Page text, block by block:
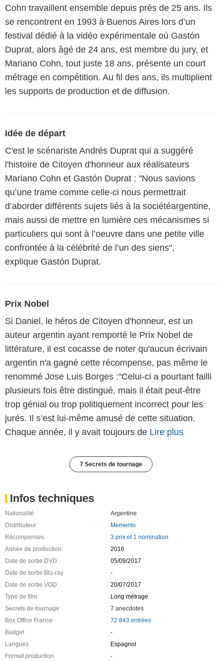
Cohn travaillent ensemble depuis près de 25 ans. Ils
se rencontrent en 1993 à Buenos Aires lors d’un
festival dédié à la vidéo expérimentale où Gastón
Duprat, alors âgé de 24 ans, est membre du jury, et
Mariano Cohn, tout juste 18 ans, présente un court
métrage en compétition. Au fil des ans, ils multiplient
les supports de production et de diffusion.
Idée de départ
C'est le scénariste Andrés Duprat qui a suggéré
l'histoire de Citoyen d'honneur aux réalisateurs
Mariano Cohn et Gastón Duprat : "Nous savions
qu’une trame comme celle-ci nous permettrait
d’aborder différents sujets liés à la sociétéargentine,
mais aussi de mettre en lumière ces mécanismes si
particuliers qui sont à l’oeuvre dans une petite ville
confrontée à la célébrité de l’un des siens",
explique Gastón Duprat.
Prix Nobel
Si Daniel, le héros de Citoyen d'honneur, est un
auteur argentin ayant remporté le Prix Nobel de
littérature, il est cocasse de noter qu'aucun écrivain
argentin n'a gagné cette récompense, pas même le
renommé Jose Luis Borges :"Celui-ci a pourtant failli
plusieurs fois être distingué, mais il était peut-être
trop génial ou trop politiquement incorrect pour les
jurés. Il s’est lui-même amusé de cette situation.
Chaque année, il y avait toujours de Lire plus
7 Secrets de tournage
Infos techniques
Nationalité
Argentine
Distributeur
Memento
Récompenses
3 prix et 1 nomination
Année de production
2016
Date de sortie DVD
05/09/2017
Date de sortie Blu-ray
-
Date de sortie VOD
20/07/2017
Type de film
Long métrage
Secrets de tournage
7 anecdotes
Box Office France
72 843 entrées
Budget
-
Langues
Espagnol
Format production
-